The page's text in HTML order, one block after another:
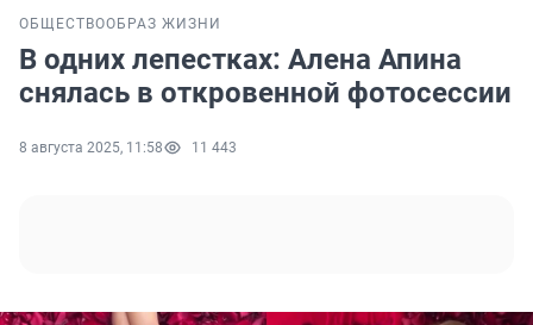
ОБЩЕСТВООБРАЗ ЖИЗНИ
В одних лепестках: Алена Апина
снялась в откровенной фотосессии
8 августа 2025, 11:58 11 443